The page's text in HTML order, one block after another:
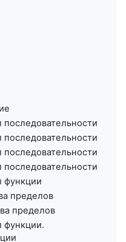
функции
пределов
пределов
функции.